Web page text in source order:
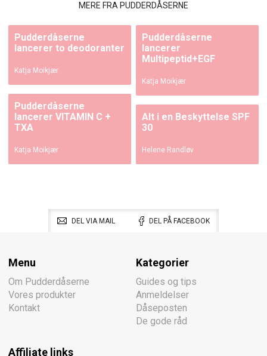
MERE FRA PUDDERDÅSERNE
Pudderdåserne
lancerer to deodoranter
Katja Moikjær
Pudderdåserne
lancerer
Multipeptid+EGF
Katja Moikjær
Pudderdåserne
lancerer VITAMIN C +
TXA
Katja Moikjær
Alt i en Beskyttelse SPF
30
Helene Randløv
DEL VIA MAIL DEL PÅ FACEBOOK
Menu
Om Pudderdåserne
Vores produkter
Kontakt
Kategorier
Guides og tips
Anmeldelser
Dåseposten
De gode råd
Affiliate links